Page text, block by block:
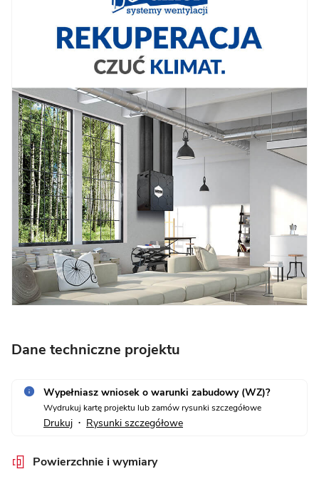
Dane techniczne projektu
Wypełniasz wniosek o warunki zabudowy (WZ)?
Wydrukuj kartę projektu lub zamów rysunki szczegółowe
Drukuj • Rysunki szczegółowe
Powierzchnie i wymiary